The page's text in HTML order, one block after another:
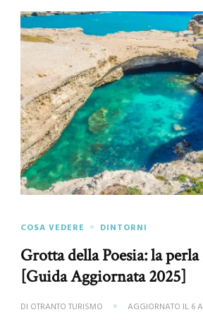
COSA VEDERE DINTORNI
Grotta della Poesia: la
[Guida Aggiornata 2025]
DI OTRANTO TURISMO AGGIORNATO IL 6